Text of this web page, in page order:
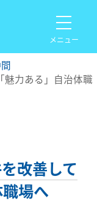
メニュー
力ある」自治体職
改善して
職場へ